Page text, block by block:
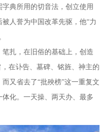
典所用的切音法，创立使用
人誉为中国改革先驱，他“力
扎，在旧俗的基础上，创造
，在讣告、墓碑、铭旌、神主的
又省去了“批殃榜”这一重复文
化。一天操、两天办、最多